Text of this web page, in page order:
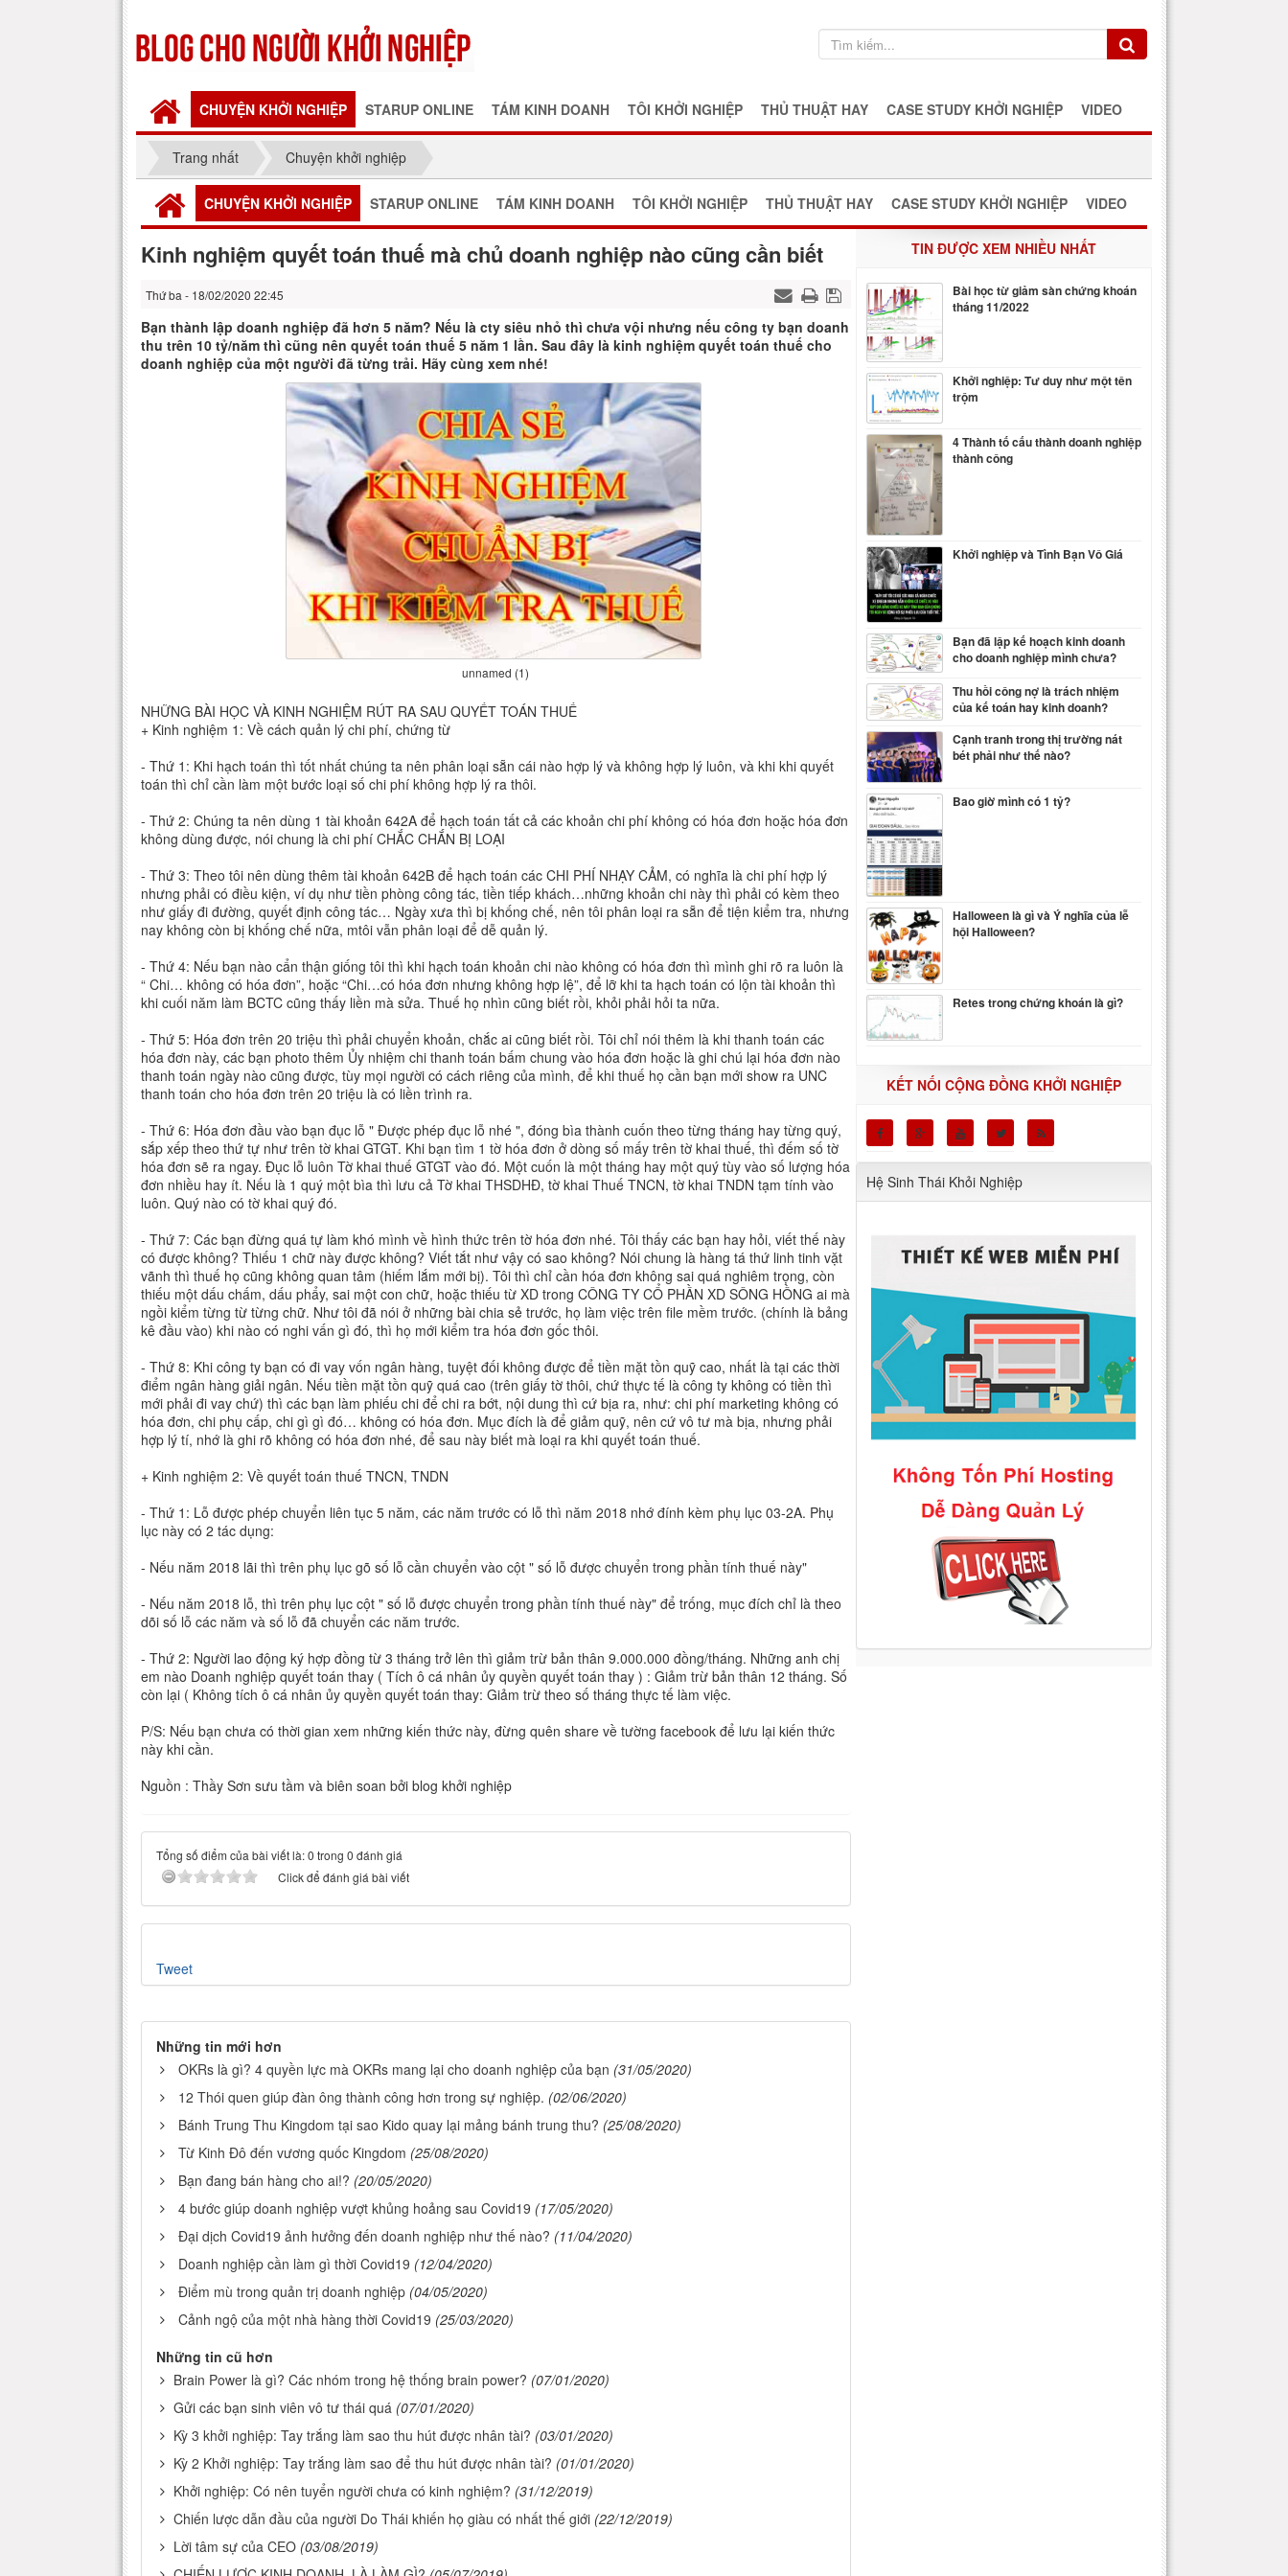
CHUYỆN KHỞI NGHIỆP STARUP ONLINE TÁM KINH DOANH TÔI KHỞI NGHIỆP THỦ THUẬT HAY CASE STUDY KHỞI NGHIỆP VIDEO
Trang nhất Chuyện khởi nghiệp
CHUYỆN KHỞI NGHIỆP STARUP ONLINE TÁM KINH DOANH TÔI KHỞI NGHIỆP THỦ THUẬT HAY CASE STUDY KHỞI NGHIỆP VIDEO
Kinh nghiệm quyết toán thuế mà chủ doanh nghiệp nào cũng cần biết
Thứ ba - 18/02/2020 22:45
Bạn thành lập doanh nghiệp đã hơn 5 năm? Nếu là cty siêu nhỏ thì chưa vội nhưng nếu công ty bạn doanh
thu trên 10 tỷ/năm thì cũng nên quyết toán thuế 5 năm 1 lần. Sau đây là kinh nghiệm quyết toán thuế cho
doanh nghiệp của một người đã từng trải. Hãy cùng xem nhé!
unnamed (1)
NHỮNG BÀI HỌC VÀ KINH NGHIỆM RÚT RA SAU QUYẾT TOÁN THUẾ
+ Kinh nghiệm 1: Về cách quản lý chi phí, chứng từ
- Thứ 1: Khi hạch toán thì tốt nhất chúng ta nên phân loại sẵn cái nào hợp lý và không hợp lý luôn, và khi khi quyết
toán thì chỉ cần làm một bước loại số chi phí không hợp lý ra thôi.
- Thứ 2: Chúng ta nên dùng 1 tài khoản 642A để hạch toán tất cả các khoản chi phí không có hóa đơn hoặc hóa đơn
không dùng được, nói chung là chi phí CHẮC CHẮN BỊ LOẠI
- Thứ 3: Theo tôi nên dùng thêm tài khoản 642B để hạch toán các CHI PHÍ NHẠY CẢM, có nghĩa là chi phí hợp lý
nhưng phải có điều kiện, ví dụ như tiền phòng công tác, tiền tiếp khách…những khoản chi này thì phải có kèm theo
như giấy đi đường, quyết định công tác… Ngày xưa thì bị khống chế, nên tôi phân loại ra sẵn để tiện kiểm tra, nhưng
nay không còn bị khống chế nữa, mtôi vẫn phân loại để dễ quản lý.
- Thứ 4: Nếu bạn nào cẩn thận giống tôi thì khi hạch toán khoản chi nào không có hóa đơn thì mình ghi rõ ra luôn là
“ Chi… không có hóa đơn”, hoặc “Chi…có hóa đơn nhưng không hợp lệ”, để lỡ khi ta hạch toán có lộn tài khoản thì
khi cuối năm làm BCTC cũng thấy liền mà sửa. Thuế họ nhìn cũng biết rồi, khỏi phải hỏi ta nữa.
- Thứ 5: Hóa đơn trên 20 triệu thì phải chuyển khoản, chắc ai cũng biết rồi. Tôi chỉ nói thêm là khi thanh toán các
hóa đơn này, các bạn photo thêm Ủy nhiệm chi thanh toán bấm chung vào hóa đơn hoặc là ghi chú lại hóa đơn nào
thanh toán ngày nào cũng được, tùy mọi người có cách riêng của mình, để khi thuế họ cần bạn mới show ra UNC
thanh toán cho hóa đơn trên 20 triệu là có liền trình ra.
- Thứ 6: Hóa đơn đầu vào bạn đục lỗ " Được phép đục lỗ nhé ", đóng bìa thành cuốn theo từng tháng hay từng quý,
sắp xếp theo thứ tự như trên tờ khai GTGT. Khi bạn tìm 1 tờ hóa đơn ở dòng số mấy trên tờ khai thuế, thì đếm số tờ
hóa đơn sẽ ra ngay. Đục lỗ luôn Tờ khai thuế GTGT vào đó. Một cuốn là một tháng hay một quý tùy vào số lượng hóa
đơn nhiều hay ít. Nếu là 1 quý một bìa thì lưu cả Tờ khai THSDHĐ, tờ khai Thuế TNCN, tờ khai TNDN tạm tính vào
luôn. Quý nào có tờ khai quý đó.
- Thứ 7: Các bạn đừng quá tự làm khó mình về hình thức trên tờ hóa đơn nhé. Tôi thấy các bạn hay hỏi, viết thế này
có được không? Thiếu 1 chữ này được không? Viết tắt như vậy có sao không? Nói chung là hàng tá thứ linh tinh vặt
vãnh thì thuế họ cũng không quan tâm (hiếm lắm mới bị). Tôi thì chỉ cần hóa đơn không sai quá nghiêm trọng, còn
thiếu một dấu chấm, dấu phẩy, sai một con chữ, hoặc thiếu từ XD trong CÔNG TY CỔ PHẦN XD SÔNG HỒNG ai mà
ngồi kiểm từng từ từng chữ. Như tôi đã nói ở những bài chia sẻ trước, họ làm việc trên file mềm trước. (chính là bảng
kê đầu vào) khi nào có nghi vấn gì đó, thì họ mới kiểm tra hóa đơn gốc thôi.
- Thứ 8: Khi công ty bạn có đi vay vốn ngân hàng, tuyệt đối không được để tiền mặt tồn quỹ cao, nhất là tại các thời
điểm ngân hàng giải ngân. Nếu tiền mặt tồn quỹ quá cao (trên giấy tờ thôi, chứ thực tế là công ty không có tiền thì
mới phải đi vay chứ) thì các bạn làm phiếu chi để chi ra bớt, nội dung thì cứ bịa ra, như: chi phí marketing không có
hóa đơn, chi phụ cấp, chi gì gì đó… không có hóa đơn. Mục đích là để giảm quỹ, nên cứ vô tư mà bịa, nhưng phải
hợp lý tí, nhớ là ghi rõ không có hóa đơn nhé, để sau này biết mà loại ra khi quyết toán thuế.
+ Kinh nghiệm 2: Về quyết toán thuế TNCN, TNDN
- Thứ 1: Lỗ được phép chuyển liên tục 5 năm, các năm trước có lỗ thì năm 2018 nhớ đính kèm phụ lục 03-2A. Phụ
lục này có 2 tác dụng:
- Nếu năm 2018 lãi thì trên phụ lục gõ số lỗ cần chuyển vào cột " số lỗ được chuyển trong phần tính thuế này"
- Nếu năm 2018 lỗ, thì trên phụ lục cột " số lỗ được chuyển trong phần tính thuế này" để trống, mục đích chỉ là theo
dõi số lỗ các năm và số lỗ đã chuyển các năm trước.
- Thứ 2: Người lao động ký hợp đồng từ 3 tháng trở lên thì giảm trừ bản thân 9.000.000 đồng/tháng. Những anh chị
em nào Doanh nghiệp quyết toán thay ( Tích ô cá nhân ủy quyền quyết toán thay ) : Giảm trừ bản thân 12 tháng. Số
còn lại ( Không tích ô cá nhân ủy quyền quyết toán thay: Giảm trừ theo số tháng thực tế làm việc.
P/S: Nếu bạn chưa có thời gian xem những kiến thức này, đừng quên share về tường facebook để lưu lại kiến thức
này khi cần.
Nguồn : Thầy Sơn sưu tầm và biên soan bởi blog khởi nghiệp
Tổng số điểm của bài viết là: 0 trong 0 đánh giá
Click để đánh giá bài viết
Tweet
Những tin mới hơn
OKRs là gì? 4 quyền lực mà OKRs mang lại cho doanh nghiệp của bạn (31/05/2020)
12 Thói quen giúp đàn ông thành công hơn trong sự nghiệp. (02/06/2020)
Bánh Trung Thu Kingdom tại sao Kido quay lại mảng bánh trung thu? (25/08/2020)
Từ Kinh Đô đến vương quốc Kingdom (25/08/2020)
Bạn đang bán hàng cho ai!? (20/05/2020)
4 bước giúp doanh nghiệp vượt khủng hoảng sau Covid19 (17/05/2020)
Đại dịch Covid19 ảnh hưởng đến doanh nghiệp như thế nào? (11/04/2020)
Doanh nghiệp cần làm gì thời Covid19 (12/04/2020)
Điểm mù trong quản trị doanh nghiệp (04/05/2020)
Cảnh ngộ của một nhà hàng thời Covid19 (25/03/2020)
Những tin cũ hơn
Brain Power là gì? Các nhóm trong hệ thống brain power? (07/01/2020)
Gửi các bạn sinh viên vô tư thái quá (07/01/2020)
Kỳ 3 khởi nghiệp: Tay trắng làm sao thu hút được nhân tài? (03/01/2020)
Kỳ 2 Khởi nghiệp: Tay trắng làm sao để thu hút được nhân tài? (01/01/2020)
Khởi nghiệp: Có nên tuyển người chưa có kinh nghiệm? (31/12/2019)
Chiến lược dẫn đầu của người Do Thái khiến họ giàu có nhất thế giới (22/12/2019)
Lời tâm sự của CEO (03/08/2019)
TIN ĐƯỢC XEM NHIỀU NHẤT
Bài học từ giảm sàn chứng khoán
tháng 11/2022
Khởi nghiệp: Tư duy như một tên
trộm
4 Thành tố cấu thành doanh nghiệp
thành công
Khởi nghiệp và Tình Bạn Vô Giá
Bạn đã lập kế hoạch kinh doanh
cho doanh nghiệp mình chưa?
Thu hồi công nợ là trách nhiệm
của kế toán hay kinh doanh?
Cạnh tranh trong thị trường nát
bét phải như thế nào?
Bao giờ mình có 1 tỷ?
Halloween là gì và Ý nghĩa của lễ
hội Halloween?
Retes trong chứng khoán là gì?
KẾT NỐI CỘNG ĐỒNG KHỞI NGHIỆP
Hệ Sinh Thái Khỏi Nghiệp